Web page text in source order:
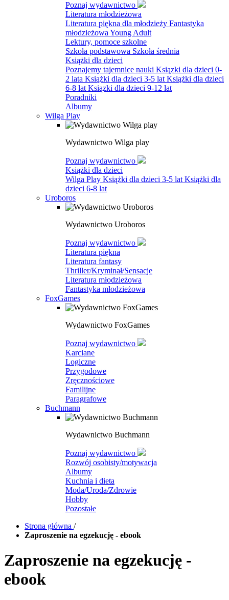
Poznaj wydawnictwo
Literatura młodzieżowa
Literatura piękna dla młodzieży Fantastyka
młodzieżowa Young Adult
Lektury, pomoce szkolne
Szkoła podstawowa Szkoła średnia
Książki dla dzieci
Poznajemy tajemnice nauki Ksiązki dla dzieci 0-
2 lata Książki dla dzieci 3-5 lat Książki dla dzieci
6-8 lat Ksiązki dla dzieci 9-12 lat
Poradniki
Albumy
Wilga Play
Wydawnictwo Wilga play
Poznaj wydawnictwo
Książki dla dzieci
Wilga Play Książki dla dzieci 3-5 lat Książki dla
dzieci 6-8 lat
Uroboros
Wydawnictwo Uroboros
Poznaj wydawnictwo
Literatura piękna
Literatura fantasy
Thriller/Kryminał/Sensacje
Literatura młodzieżowa
Fantastyka młodzieżowa
FoxGames
Wydawnictwo FoxGames
Poznaj wydawnictwo
Karciane
Logiczne
Przygodowe
Zręcznościowe
Familijne
Paragrafowe
Buchmann
Wydawnictwo Buchmann
Poznaj wydawnictwo
Rozwój osobisty/motywacja
Albumy
Kuchnia i dieta
Moda/Uroda/Zdrowie
Hobby
Pozostałe
Strona główna /
Zaproszenie na egzekucję - ebook
Zaproszenie na egzekucję -
ebook